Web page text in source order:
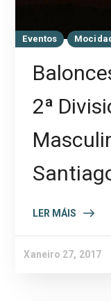
Eventos
2ª
LER MÁIS
Xaneiro 27, 2017